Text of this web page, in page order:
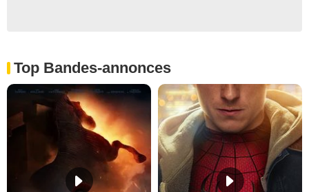
Top Bandes-annonces